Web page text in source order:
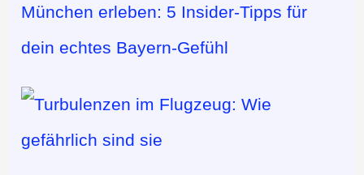
München erleben: 5 Insider-Tipps für
dein echtes Bayern-Gefühl